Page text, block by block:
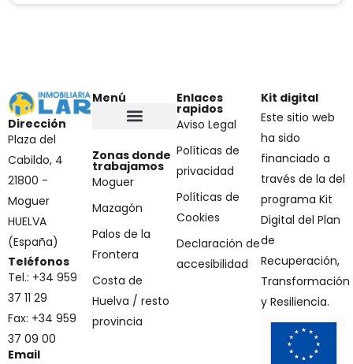
Dirección
Plaza del
Cabildo, 4
21800 -
Moguer
HUELVA
(España)
Teléfonos
Tel.: +34 959
37 11 29
Fax: +34 959
37 09 00
Email
Menú
Zonas donde
trabajamos
Moguer
Mazagón
Palos de la
Frontera
Costa de
Huelva / resto
provincia
Enlaces
rapidos
Aviso Legal
Políticas de
privacidad
Políticas de
Cookies
Declaración de
accesibilidad
Kit digital
Este sitio web
ha sido
financiado a
través de la del
programa Kit
Digital del Plan
de
Recuperación,
Transformación
y Resiliencia.